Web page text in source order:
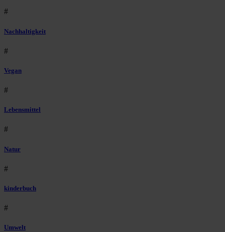
#
Nachhaltigkeit
#
Vegan
#
Lebensmittel
#
Natur
#
kinderbuch
#
Umwelt